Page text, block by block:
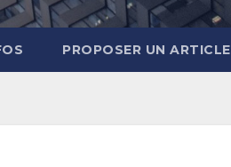
PROPOSER UN ARTICLE